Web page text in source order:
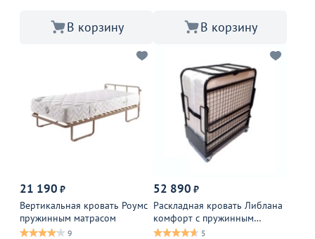
В корзину В корзину
21 190 ₽
Вертикальная кровать Роумс
пружинным матрасом
9
52 890 ₽
Раскладная кровать Либлана
комфорт с пружинным
матрасом 5